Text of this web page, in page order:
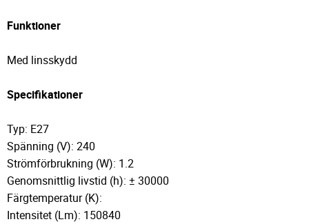
Funktioner
Med linsskydd
Specifikationer
Typ: E27
Spänning (V): 240
Strömförbrukning (W): 1.2
Genomsnittlig livstid (h): ± 30000
Färgtemperatur (K):
Intensitet (Lm): 150840